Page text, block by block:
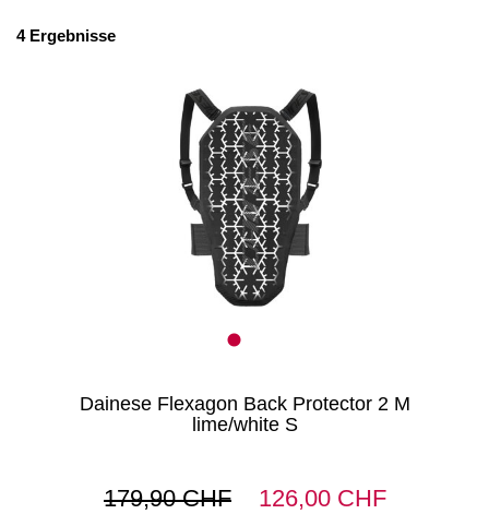
4 Ergebnisse
Dainese Flexagon Back Protector 2 M
lime/white S
179,90 CHF 126,00 CHF